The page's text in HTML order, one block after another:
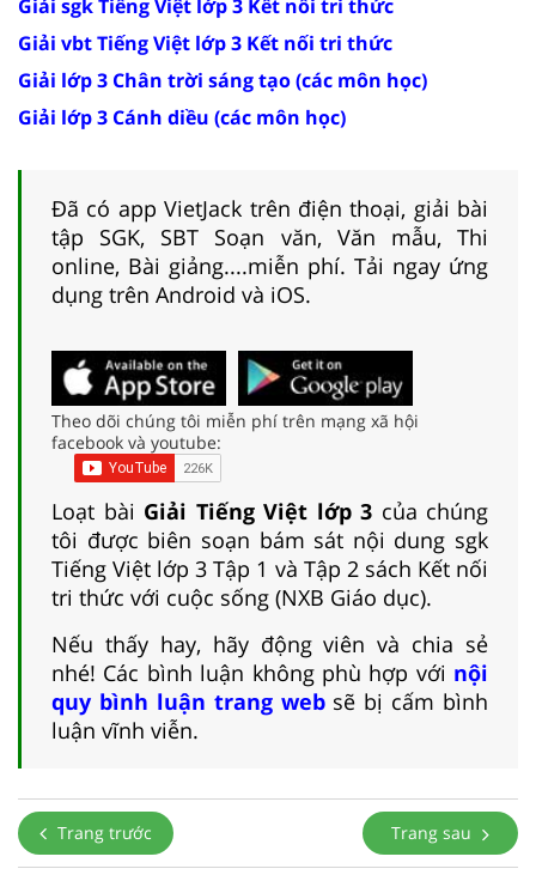
Giải sgk Tiếng Việt lớp 3 Kết nối tri thức
Giải vbt Tiếng Việt lớp 3 Kết nối tri thức
Giải lớp 3 Chân trời sáng tạo (các môn học)
Giải lớp 3 Cánh diều (các môn học)
Đã có app VietJack trên điện thoại, giải bài
tập SGK, SBT Soạn văn, Văn mẫu, Thi
online, Bài giảng....miễn phí. Tải ngay ứng
dụng trên Android và iOS.
Theo dõi chúng tôi miễn phí trên mạng xã hội
facebook và youtube:
Loạt bài Giải Tiếng Việt lớp 3 của chúng
tôi được biên soạn bám sát nội dung sgk
Tiếng Việt lớp 3 Tập 1 và Tập 2 sách Kết nối
tri thức với cuộc sống (NXB Giáo dục).
Nếu thấy hay, hãy động viên và chia sẻ
nhé! Các bình luận không phù hợp với nội
quy bình luận trang websẽ bị cấm bình
luận vĩnh viễn.
Trang trước Trang sau